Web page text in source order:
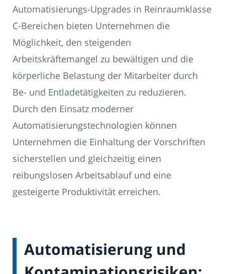
Automatisierungs-Upgrades in Reinraumklasse
C-Bereichen bieten Unternehmen die
Möglichkeit, den steigenden
Arbeitskräftemangel zu bewältigen und die
körperliche Belastung der Mitarbeiter durch
Be- und Entladetätigkeiten zu reduzieren.
Durch den Einsatz moderner
Automatisierungstechnologien können
Unternehmen die Einhaltung der Vorschriften
sicherstellen und gleichzeitig einen
reibungslosen Arbeitsablauf und eine
gesteigerte Produktivität erreichen.
Automatisierung und